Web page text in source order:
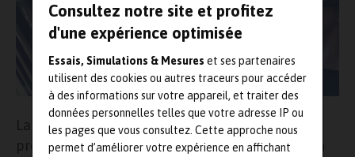
Consultez notre site et profitez
d'une expérience optimisée
Essais, Simulations & Mesures et ses partenaires
utilisent des cookies ou autres traceurs pour accéder
à des informations sur votre appareil, et traiter des
données personnelles telles que votre adresse IP ou
les pages que vous consultez. Cette approche nous
permet d’améliorer votre expérience en affichant
La société éditrice des magazines de presse
professionnelle Essais & Simulations, Production